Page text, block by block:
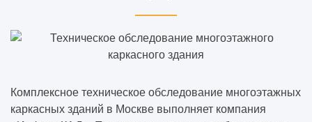
Комплексное техническое обследование многоэтажных
каркасных зданий в Москве выполняет компания